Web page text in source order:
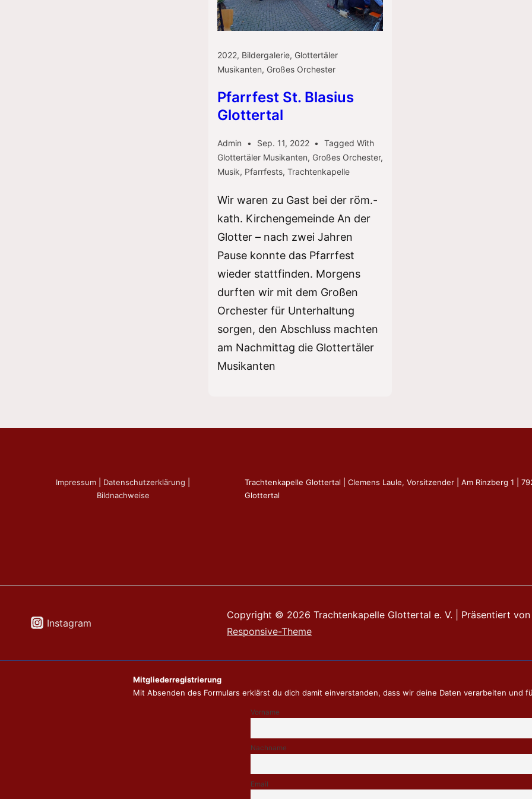
2022, Bildergalerie, Glottertäler
Musikanten, Großes Orchester
Pfarrfest St. Blasius
Glottertal
Admin Sep. 11, 2022
Tagged With
Glottertäler Musikanten, Großes Orchester,
Musik, Pfarrfests, Trachtenkapelle
Wir waren zu Gast bei der röm.-
kath. Kirchengemeinde An der
Glotter – nach zwei Jahren
Pause konnte das Pfarrfest
wieder stattfinden. Morgens
durften wir mit dem Großen
Orchester für Unterhaltung
sorgen, den Abschluss machten
am Nachmittag die Glottertäler
Musikanten
Impressum Datenschutzerklärung
Bildnachweise
Trachtenkapelle Glottertal | Clemens Laule, Vorsitzender | Am Rinzberg 1 |
Glottertal
Instagram
Copyright © 2026 Trachtenkapelle Glottertal e. V.
| Präsentiert von
Responsive-Theme
Mitgliederregistrierung
Mit Absenden des Formulars erklärst du dich damit einverstanden, dass wir deine Daten verarbeiten und
Vorname
Nachname
Email